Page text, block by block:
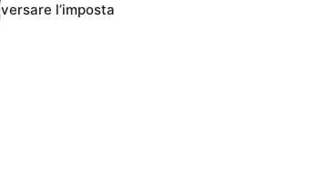
versare l’imposta